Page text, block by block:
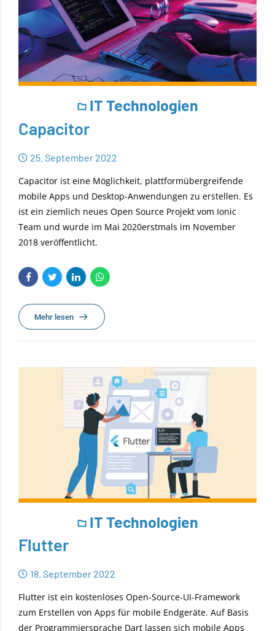
IT Technologien
Capacitor
25. September 2022
Capacitor ist eine Möglichkeit, plattformübergreifende
mobile Apps und Desktop-Anwendungen zu erstellen. Es
ist ein ziemlich neues Open Source Projekt vom Ionic
Team und wurde im Mai 2020erstmals im November
2018 veröffentlicht.
Mehr lesen
IT Technologien
Flutter
18. September 2022
Flutter ist ein kostenloses Open-Source-UI-Framework
zum Erstellen von Apps für mobile Endgeräte. Auf Basis
der Programmiersprache Dart lassen sich mobile Apps